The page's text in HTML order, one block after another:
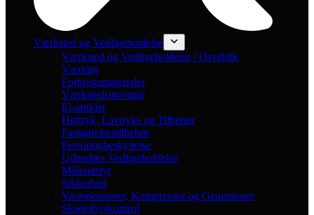
Værksted og Vedligeholdelse
Værksted og Vedligeholdelse | Overblik
Værktøj
Forbrugsmaterialer
Værkstedsinventar
El-artikler
Højtryk, Lavtryks og Tilbehør
Fastgørelsestilbehør
Personligbeskyttelse
Udendørs Vedligeholdelse
Måleudstyr
Sikkerhed
Varmekanoner, Kompressor og Generatorer
Skadedyrskontrol